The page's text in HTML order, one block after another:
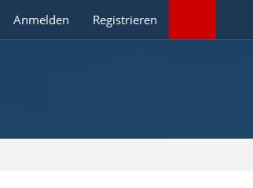
Anmelden Registrieren